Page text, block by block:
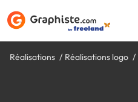
Réalisations Réalisations logo